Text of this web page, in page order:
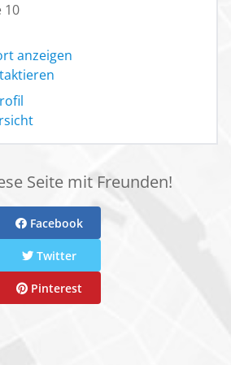
10
anzeigen
Seite mit Freunden!
Facebook
Twitter
Pinterest